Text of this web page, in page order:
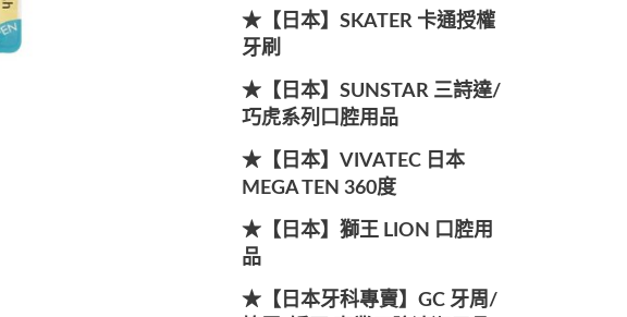
★【日本】SKATER 卡通授權
牙刷
★【日本】SUNSTAR 三詩達/
巧虎系列口腔用品
★【日本】VIVATEC 日本
MEGA TEN 360度
★【日本】獅王 LION 口腔用
品
★【日本牙科專賣】GC 牙周/